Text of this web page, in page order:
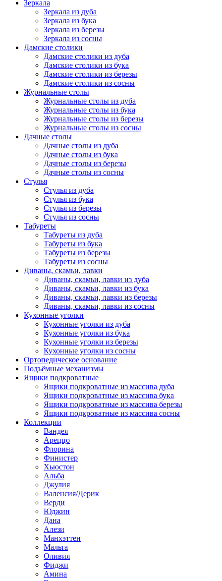
Зеркала
Зеркала из дуба
Зеркала из бука
Зеркала из березы
Зеркала из сосны
Дамские столики
Дамские столики из дуба
Дамские столики из бука
Дамские столики из березы
Дамские столики из сосны
Журнальные столы
Журнальные столы из дуба
Журнальные столы из бука
Журнальные столы из березы
Журнальные столы из сосны
Дачные столы
Дачные столы из дуба
Дачные столы из бука
Дачные столы из березы
Дачные столы из сосны
Стулья
Стулья из дуба
Стулья из бука
Стулья из березы
Стулья из сосны
Табуреты
Табуреты из дуба
Табуреты из бука
Табуреты из березы
Табуреты из сосны
Диваны, скамьи, лавки
Диваны, скамьи, лавки из дуба
Диваны, скамьи, лавки из бука
Диваны, скамьи, лавки из березы
Диваны, скамьи, лавки из сосны
Кухонные уголки
Кухонные уголки из дуба
Кухонные уголки из бука
Кухонные уголки из березы
Кухонные уголки из сосны
Ортопедическое основание
Подъёмные механизмы
Ящики подкроватные
Ящики подкроватные из массива дуба
Ящики подкроватные из массива бука
Ящики подкроватные из массива березы
Ящики подкроватные из массива сосны
Коллекции
Вандея
Ареццо
Флорина
Финистер
Хьюстон
Альба
Джулия
Валенсия/Дерик
Верди
Юджин
Дана
Алези
Манхэттен
Мальта
Оливия
Фиджи
Амина